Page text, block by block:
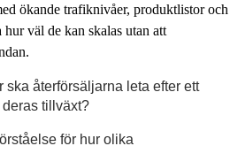
ökande trafiknivåer, produktlistor och
väl de kan skalas utan att
ska återförsäljarna leta efter ett
tillväxt?
för hur olika